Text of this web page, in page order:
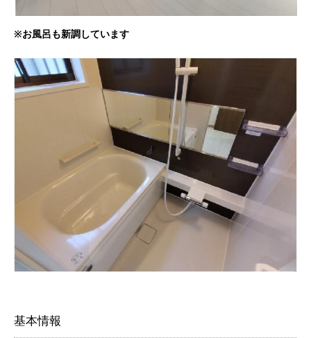
※お風呂も新調しています
基本情報